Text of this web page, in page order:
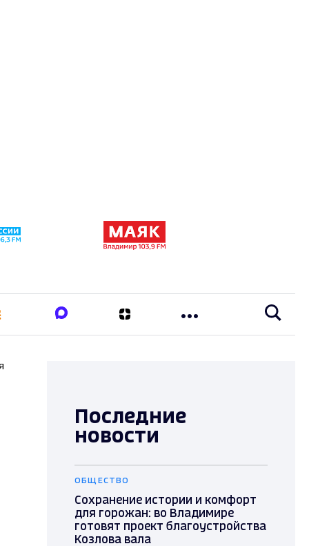
Последние
новости
ОБЩЕСТВО
Сохранение истории и комфорт
для горожан: во Владимире
готовят проект благоустройства
Козлова вала